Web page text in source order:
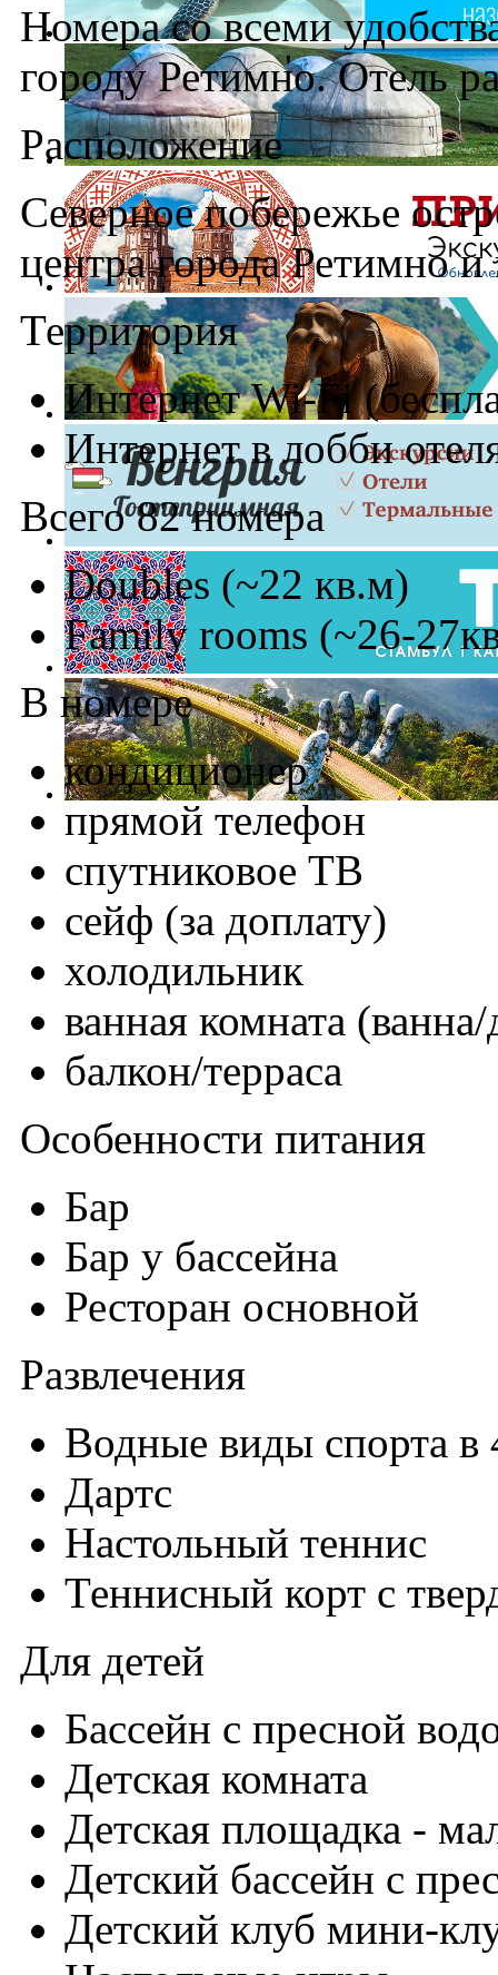
Номера со всеми
городу Ретимно. Отель
Расположение
Северное побережье
центра города Ретимно
Территория
Интернет Wi-Fi
Интернет в лобби
Всего 82 номера
Doubles (~22 кв.м)
Family rooms (~26-
В номере
кондиционер
прямой телефон
спутниковое ТВ
сейф (за доплату)
холодильник
ванная комната
балкон/терраса
Особенности питания
Бар
Бар у бассейна
Ресторан основной
Развлечения
Водные виды спорта в
Дартс
Настольный теннис
Теннисный корт с
Для детей
Бассейн с пресной
Детская комната
Детская площадка -
Детский бассейн с
Детский клуб мини-